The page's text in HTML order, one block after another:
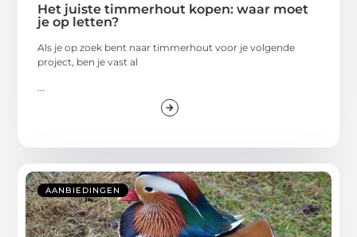
Het juiste timmerhout kopen: waar moet
je op letten?
Als je op zoek bent naar timmerhout voor je volgende
project, ben je vast al
...
AANBIEDINGEN